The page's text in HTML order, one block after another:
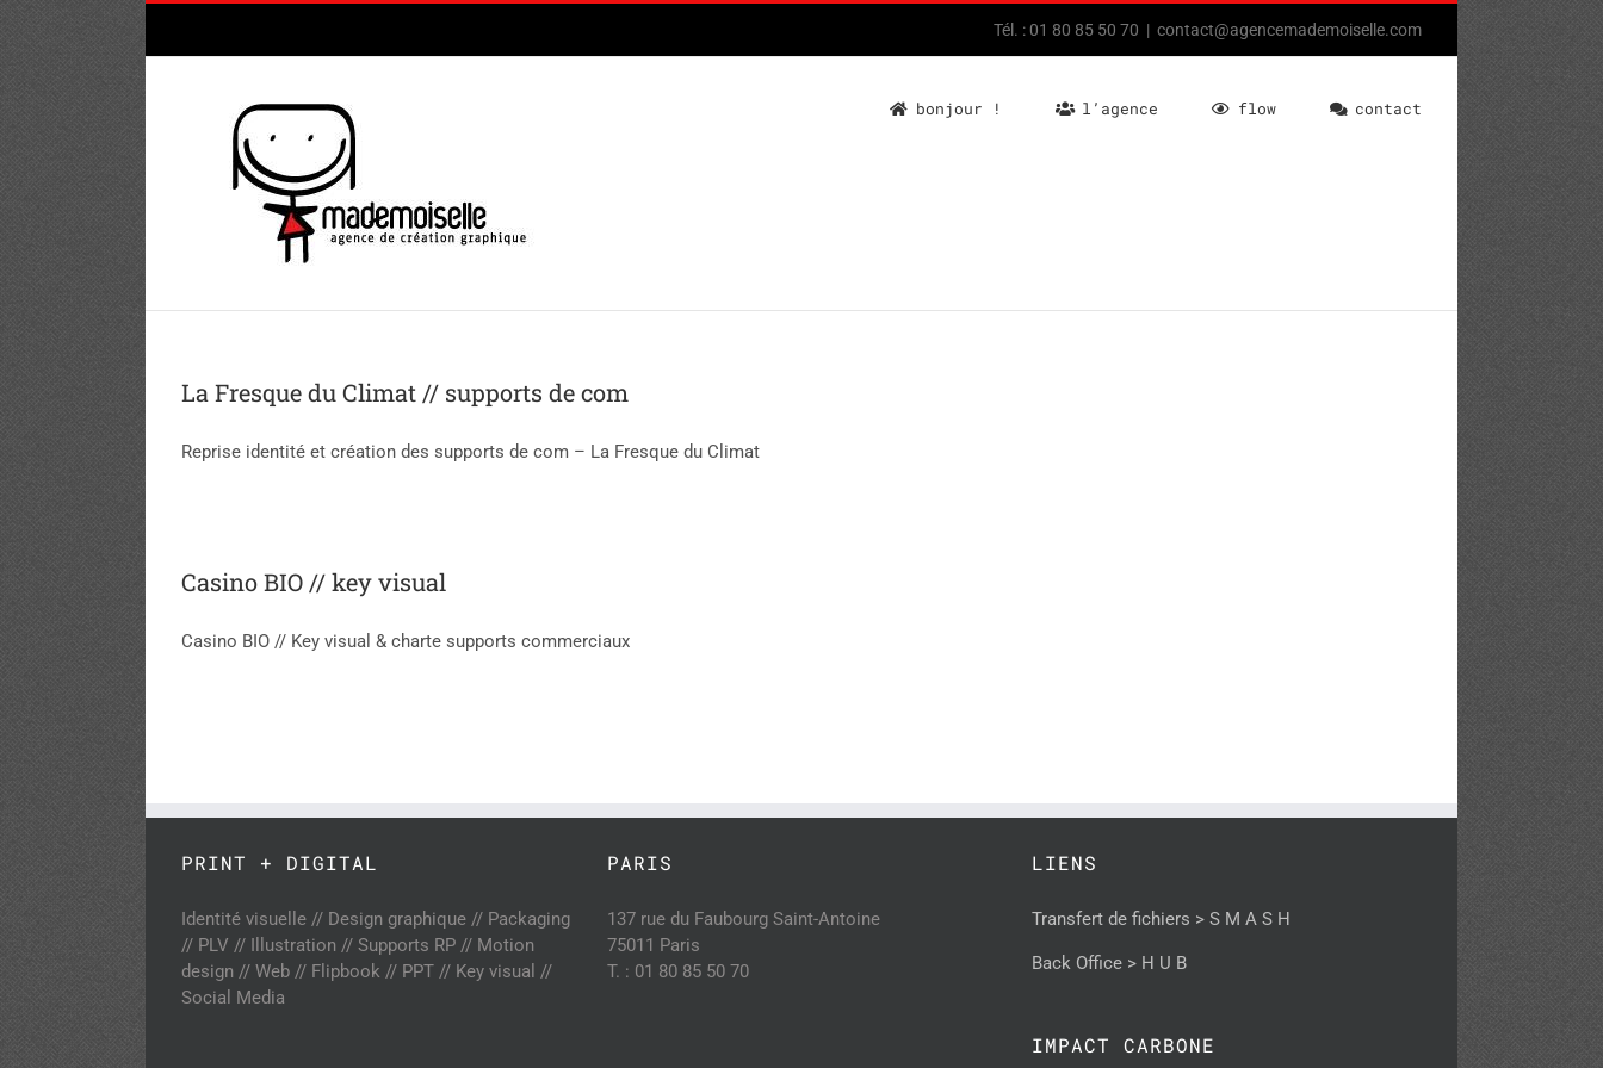
Passer
au
contenu
Tél. : 01 80 85 50 70 | contact@agencemademoiselle.com
bonjour ! l’agence flow contact
La Fresque du Climat // supports de com
Reprise identité et création des supports de com – La Fresque du Climat
Casino BIO // key visual
Casino BIO // Key visual & charte supports commerciaux
PRINT + DIGITAL
Identité visuelle // Design graphique // Packaging
// PLV // Illustration // Supports RP // Motion
design // Web // Flipbook // PPT // Key visual //
Social Media
PARIS
137 rue du Faubourg Saint-Antoine
75011 Paris
T. : 01 80 85 50 70
LIENS
Transfert de fichiers > S M A S H
Back Office > H U B
IMPACT CARBONE